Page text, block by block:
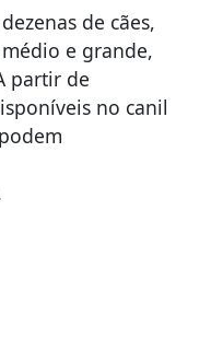
de cães,
e grande,
partir de
no canil